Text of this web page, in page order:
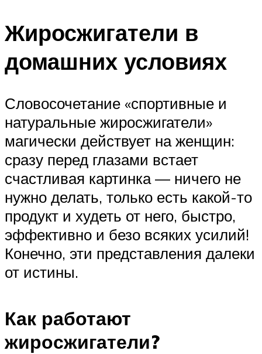
Жиросжигатели в
домашних условиях
Словосочетание «спортивные и
натуральные жиросжигатели»
магически действует на женщин:
сразу перед глазами встает
счастливая картинка — ничего не
нужно делать, только есть какой-то
продукт и худеть от него, быстро,
эффективно и безо всяких усилий!
Конечно, эти представления далеки
от истины.
Как работают
жиросжигатели?